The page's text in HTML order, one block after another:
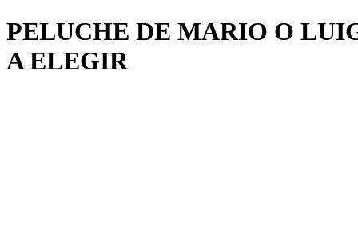
PELUCHE DE MARIO O
A ELEGIR